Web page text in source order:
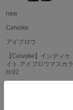
HUNTER
ハンター
ホカ オネオネ
new
Celvoke
アイブロウ
【Celvoke】インディケ
イト アイブロウマスカラ
H 02